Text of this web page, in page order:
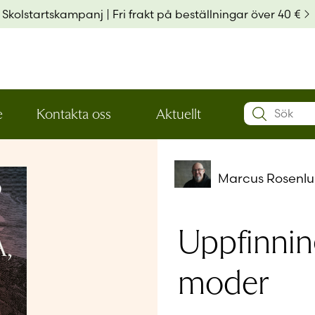
Skolstartskampanj | Fri frakt på beställningar över 40 €
Lösenord*
Kom
Glömt ditt
Kontakta oss
den
Aktuellt
den
menynivån
Search:
Marcus
moder